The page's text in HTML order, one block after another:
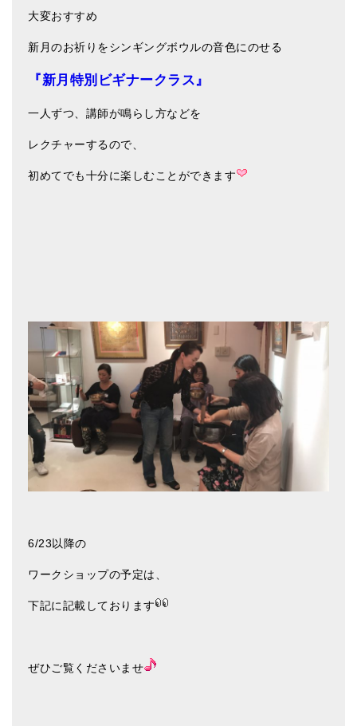
マンダラ彫（黒・渋金）
人気の3点セット
お得なアマナマナ・セット
特大シンギングボウル・特殊柄
スティック・マレット・リング（台座）
アマナマナのティンシャ
お香定期購入（ラクとくサブスク）
チベット高僧のオラクルカード
ベル＆ドルジェ
シンギングボウル入門本・CD
アウトレット
オリジナルグッズ
大変おすすめ
新月のお祈りをシンギングボウルの音色にのせる
『新月特別ビギナークラス』
一人ずつ、講師が鳴らし方などを
レクチャーするので、
初めてでも十分に楽しむことができます
6/23以降の
ワークショップの予定は、
下記に記載しております
ぜひご覧くださいませ